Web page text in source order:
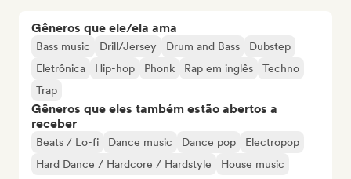
Gêneros que ele/ela ama
Bass music Drill/Jersey Drum and Bass
Dubstep
Eletrônica
Hip-hop Phonk Rap em inglês
Techno
Trap
Gêneros que eles também estão abertos a
receber
Beats / Lo-fi Dance music Dance pop
Electropop
Hard Dance / Hardcore / Hardstyle
House music